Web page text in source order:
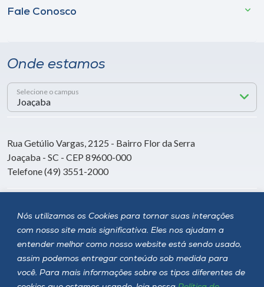
Nós utilizamos os Cookies para tornar suas interações
com nosso site mais significativa. Eles nos ajudam a
entender melhor como nosso website está sendo usado,
assim podemos entregar conteúdo sob medida para
você. Para mais informações sobre os tipos diferentes de
Fale Conosco
Onde estamos
Selecione o campus
Rua Getúlio Vargas, 2125 - Bairro Flor da Serra
Joaçaba - SC - CEP 89600-000
Telefone (49) 3551-2000
Siga a Unoesc